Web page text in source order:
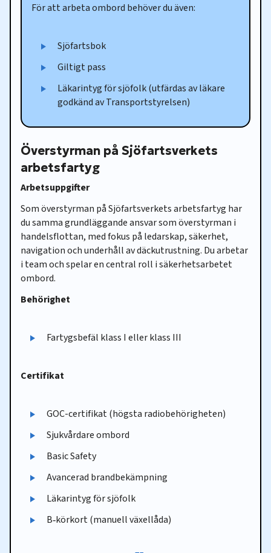
För att arbeta ombord behöver du även:
Sjöfartsbok
Giltigt pass
Läkarintyg för sjöfolk (utfärdas av läkare
godkänd av Transportstyrelsen)
Överstyrman på Sjöfartsverkets
arbetsfartyg
Arbetsuppgifter
Som överstyrman på Sjöfartsverkets arbetsfartyg har
du samma grundläggande ansvar som överstyrman i
handelsflottan, med fokus på ledarskap, säkerhet,
navigation och underhåll av däckutrustning. Du arbetar
i team och spelar en central roll i säkerhetsarbetet
ombord.
Behörighet
Fartygsbefäl klass I eller klass III
Certifikat
GOC-certifikat (högsta radiobehörigheten)
Sjukvårdare ombord
Basic Safety
Avancerad brandbekämpning
Läkarintyg för sjöfolk
B‑körkort (manuell växellåda)